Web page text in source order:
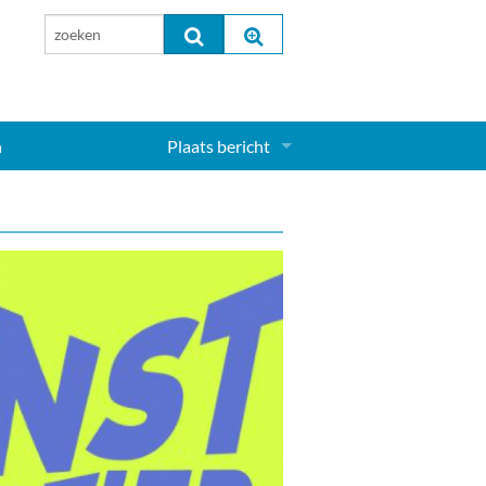
Plaats bericht